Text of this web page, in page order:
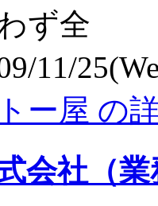
ず全
11/
ー屋 の
会社（